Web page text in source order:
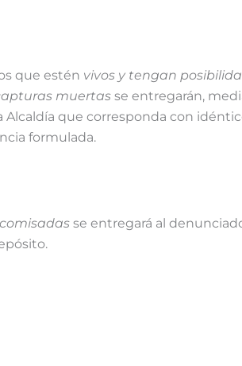
que estén vivos y tengan
muertas se entregarán,
Alcaldía que corresponda con
formulada.
se entregará al